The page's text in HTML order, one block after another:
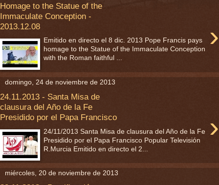
Homage to the Statue of the
Immaculate Conception -
2013.12.08
›
Emitido en directo el 8 dic. 2013 Pope Francis pays
homage to the Statue of the Immaculate Conception
with the Roman faithful ...
domingo, 24 de noviembre de 2013
24.11.2013 - Santa Misa de
clausura del Año de la Fe
Presidido por el Papa Francisco
›
24/11/2013 Santa Misa de clausura del Año de la Fe
Presidido por el Papa Francisco Popular Televisión
R.Murcia Emitido en directo el 2...
miércoles, 20 de noviembre de 2013